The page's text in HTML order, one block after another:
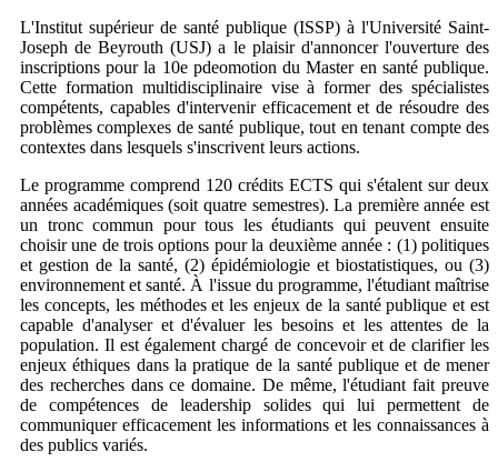
L'Institut supérieur de santé publique (ISSP) à l'Université Saint-
Joseph de Beyrouth (USJ) a le plaisir d'annoncer l'ouverture des
inscriptions pour la 10e pdeomotion du Master en santé publique.
Cette formation multidisciplinaire vise à former des spécialistes
compétents, capables d'intervenir efficacement et de résoudre des
problèmes complexes de santé publique, tout en tenant compte des
contextes dans lesquels s'inscrivent leurs actions.
Le programme comprend 120 crédits ECTS qui s'étalent sur deux
années académiques (soit quatre semestres). La première année est
un tronc commun pour tous les étudiants qui peuvent ensuite
choisir une de trois options pour la deuxième année : (1) politiques
et gestion de la santé, (2) épidémiologie et biostatistiques, ou (3)
environnement et santé. À l'issue du programme, l'étudiant maîtrise
les concepts, les méthodes et les enjeux de la santé publique et est
capable d'analyser et d'évaluer les besoins et les attentes de la
population. Il est également chargé de concevoir et de clarifier les
enjeux éthiques dans la pratique de la santé publique et de mener
des recherches dans ce domaine. De même, l'étudiant fait preuve
de compétences de leadership solides qui lui permettent de
communiquer efficacement les informations et les connaissances à
des publics variés.